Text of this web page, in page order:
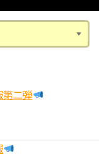
第二弾